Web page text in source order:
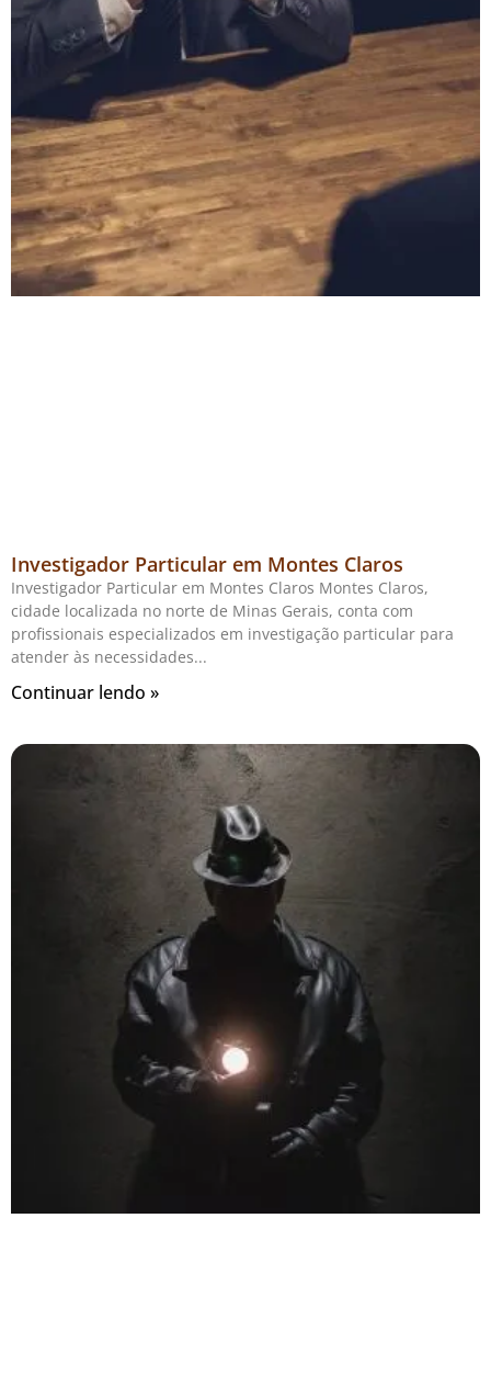
Investigador Particular em Montes Claros
Investigador Particular em Montes Claros Montes Claros,
cidade localizada no norte de Minas Gerais, conta com
profissionais especializados em investigação particular para
atender às necessidades
Continuar lendo »